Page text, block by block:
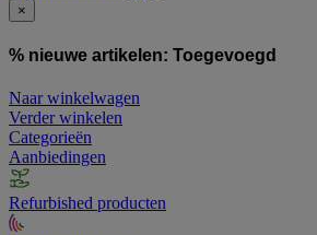
×
% nieuwe artikelen: Toegevoegd
Naar winkelwagen
Verder winkelen
Categorieën
Aanbiedingen
Refurbished producten